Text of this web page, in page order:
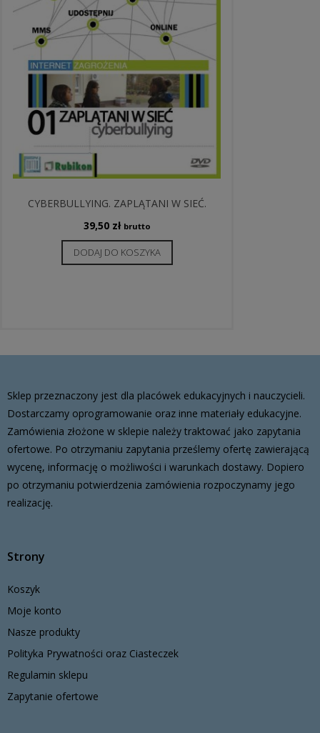
CYBERBULLYING. ZAPLĄTANI W SIEĆ.
39,50 zł brutto
DODAJ DO KOSZYKA
Sklep przeznaczony jest dla placówek edukacyjnych i nauczycieli.
Dostarczamy oprogramowanie oraz inne materiały edukacyjne.
Zamówienia złożone w sklepie należy traktować jako zapytania
ofertowe. Po otrzymaniu zapytania prześlemy ofertę zawierającą
wycenę, informację o możliwości i warunkach dostawy. Dopiero
po otrzymaniu potwierdzenia zamówienia rozpoczynamy jego
realizację.
Strony
Koszyk
Moje konto
Nasze produkty
Polityka Prywatności oraz Ciasteczek
Regulamin sklepu
Zapytanie ofertowe